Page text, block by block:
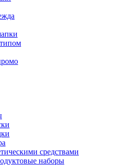
средствами
наборы